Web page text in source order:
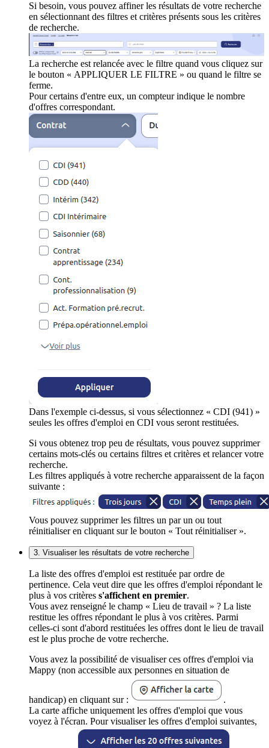
Si besoin, vous pouvez affiner les résultats de votre recherche
en sélectionnant des filtres et critères présents sous les critères
de recherche.
La recherche est relancée avec le filtre quand vous cliquez sur
le bouton « APPLIQUER LE FILTRE » ou quand le filtre se
ferme.
Pour certains d'entre eux, un compteur indique le nombre
d'offres correspondant.
Dans l'exemple ci-dessus, si vous sélectionnez « CDI (941) »
seules les offres d'emploi en CDI vous seront restituées.
Si vous obtenez trop peu de résultats, vous pouvez supprimer
certains mots-clés ou certains filtres et critères et relancer votre
recherche.
Les filtres appliqués à votre recherche apparaissent de la façon
suivante :
Vous pouvez supprimer les filtres un par un ou tout
réinitialiser en cliquant sur le bouton « Tout réinitialiser ».
3. Visualiser les résultats de votre recherche
La liste des offres d'emploi est restituée par ordre de
pertinence. Cela veut dire que les offres d'emploi répondant le
plus à vos critères s'affichent en premier.
Vous avez renseigné le champ « Lieu de travail » ? La liste
restitue les offres répondant le plus à vos critères. Parmi
celles-ci sont d'abord restituées les offres dont le lieu de travail
est le plus proche de votre recherche.
Vous avez la possibilité de visualiser ces offres d'emploi via
Mappy (non accessible aux personnes en situation de
handicap) en cliquant sur :
.
La carte affiche uniquement les offres d'emploi que vous
voyez à l'écran. Pour visualiser les offres d'emploi suivantes,